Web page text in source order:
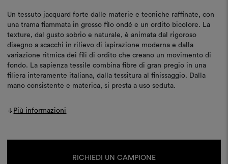
Un tessuto jacquard forte dalle materie e tecniche raffinate, con
una trama fiammata in grosso filo ondé e un ordito bicolore. La
texture, dal gusto sobrio e naturale, è animata dal rigoroso
disegno a scacchi in rilievo di ispirazione moderna e dalla
variazione ritmica dei fili di ordito che creano un movimento di
fondo. La sapienza tessile combina fibre di gran pregio in una
filiera interamente italiana, dalla tessitura al finissaggio. Dalla
mano consistente e materica, si presta a uso seduta.
Più informazioni
RICHIEDI UN CAMPIONE